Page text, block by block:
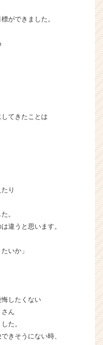
ができました。
てきたことは
り
。
違うと思います。
いか」
したくない
ん
た。
きそうにない時、